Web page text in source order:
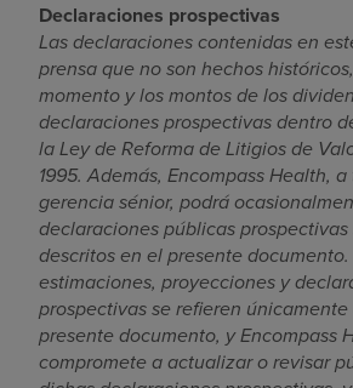
Declaraciones prospectivas
Las declaraciones contenidas en
prensa que no son hechos
momento y los montos de los
declaraciones prospectivasdentro
la Ley de Reforma de Litigios de
1995. Además, Encompass Health,
gerencia sénior, podrá
declaraciones públicas
descritos en el presente documento.
estimaciones, proyecciones y
prospectivas se refieren
presente documento, y Encompass
compromete a actualizar o revisar